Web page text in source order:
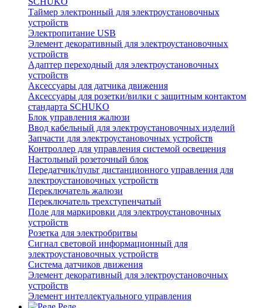
Таймер электронный для электроустановочных
устройств
Электропитание USB
Элемент декоративный для электроустановочных
устройств
Адаптер переходный для электроустановочных
устройств
Аксессуары для датчика движения
Аксессуары для розетки/вилки с защитным контактом
стандарта SCHUKO
Блок управления жалюзи
Ввод кабельный для электроустановочных изделий
Запчасти для электроустановочных устройств
Контроллер для управления системой освещения
Настольный розеточный блок
Передатчик/пульт дистанционного управления для
электроустановочных устройств
Переключатель жалюзи
Переключатель трехступенчатый
Поле для маркировки для электроустановочных
устройств
Розетка для электробритвы
Сигнал световой информационный для
электроустановочных устройств
Система датчиков движения
Элемент декоративный для электроустановочных
устройств
Элемент интеллектуального управления